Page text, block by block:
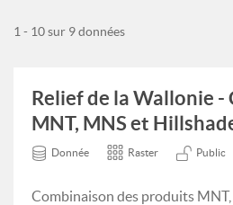
1 - 10 sur 9 données
Relief de la Wallonie -
MNT, MNS et
Donnée Raster Public
Combinaison des produits